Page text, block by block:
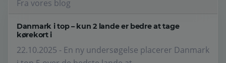
Fra vores blog
Danmark i top – kun 2 lande er bedre at tage
kørekort i
22.10.2025 - En ny undersøgelse placerer Danmark